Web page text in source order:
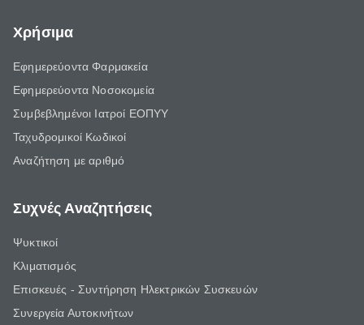
Χρήσιμα
Εφημερεύοντα Φαρμακεία
Εφημερεύοντα Νοσοκομεία
Συμβεβλημένοι Ιατροί ΕΟΠΥΥ
Ταχυδρομικοί Κωδικοί
Αναζήτηση με αριθμό
Συχνές Αναζητήσεις
Ψυκτικοί
Κλιματισμός
Επισκευές - Συντήρηση Ηλεκτρικών Συσκευών
Συνεργεία Αυτοκινήτων